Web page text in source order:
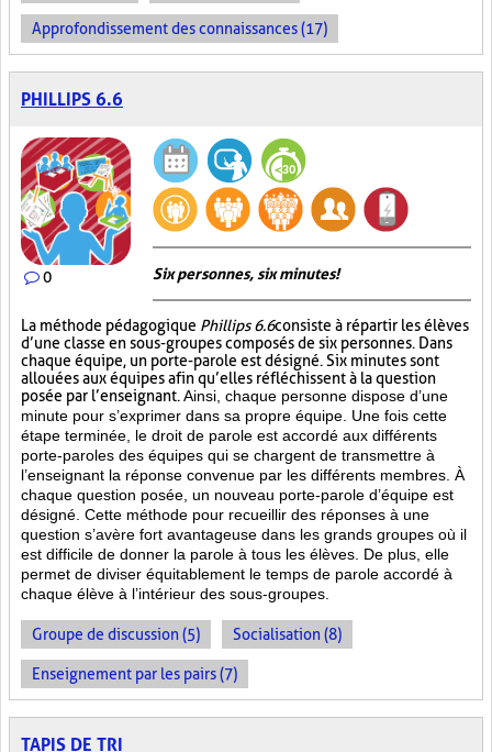
Approfondissement des connaissances (17)
PHILLIPS 6.6
0 Six personnes, six minutes!
La méthode pédagogique Phillips 6.6consiste à répartir les élèves
d’une classe en sous-groupes composés de six personnes. Dans
chaque équipe, un porte-parole est désigné. Six minutes sont
allouées aux équipes afin qu’elles réfléchissent à la question
posée par l’enseignant. Ainsi, chaque personne dispose d’une
minute pour s’exprimer dans sa propre équipe. Une fois cette
étape terminée, le droit de parole est accordé aux différents
porte-paroles des équipes qui se chargent de transmettre à
l’enseignant la réponse convenue par les différents membres. À
chaque question posée, un nouveau porte-parole d’équipe est
désigné. Cette méthode pour recueillir des réponses à une
question s’avère fort avantageuse dans les grands groupes où il
est difficile de donner la parole à tous les élèves. De plus, elle
permet de diviser équitablement le temps de parole accordé à
chaque élève à l’intérieur des sous-groupes.
Groupe de discussion (5) Socialisation (8)
Enseignement par les pairs (7)
TAPIS DE TRI